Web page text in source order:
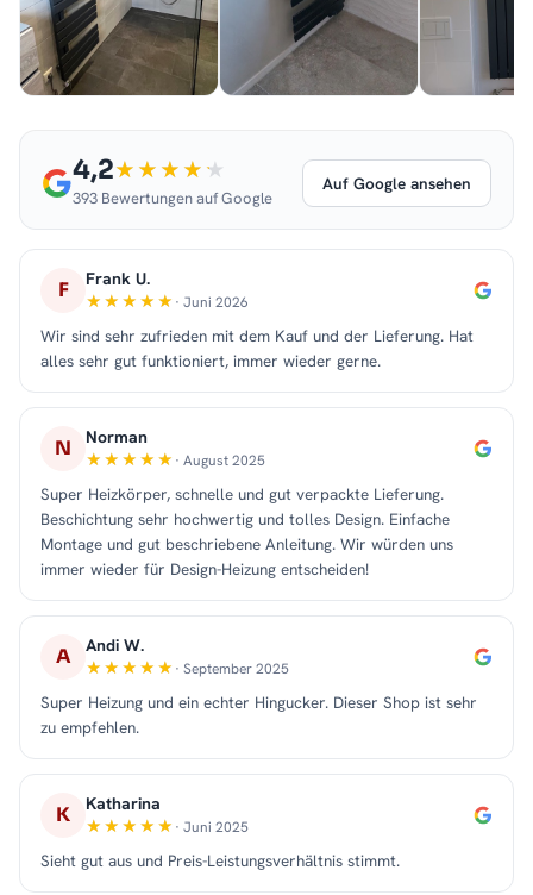
4,2
393 Bewertungen auf Google
Auf Google ansehen
F Frank U.
· Juni 2026
Wir sind sehr zufrieden mit dem Kauf und der Lieferung. Hat
alles sehr gut funktioniert, immer wieder gerne.
N Norman
· August 2025
Super Heizkörper, schnelle und gut verpackte Lieferung.
Beschichtung sehr hochwertig und tolles Design. Einfache
Montage und gut beschriebene Anleitung. Wir würden uns
immer wieder für Design-Heizung entscheiden!
A Andi W.
· September 2025
Super Heizung und ein echter Hingucker. Dieser Shop ist sehr
zu empfehlen.
K Katharina
· Juni 2025
Sieht gut aus und Preis-Leistungsverhältnis stimmt.